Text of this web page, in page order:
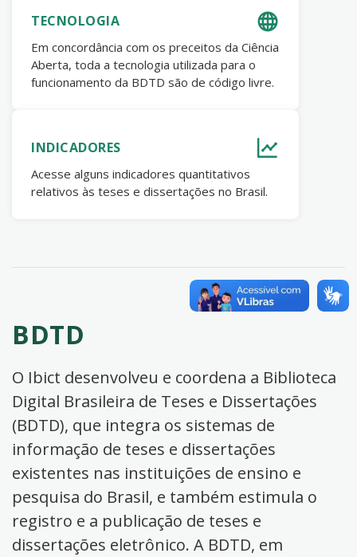
TECNOLOGIA
Em concordância com os preceitos da Ciência
Aberta, toda a tecnologia utilizada para o
funcionamento da BDTD são de código livre.
INDICADORES
Acesse alguns indicadores quantitativos
relativos às teses e dissertações no Brasil.
BDTD
O Ibict desenvolveu e coordena a Biblioteca
Digital Brasileira de Teses e Dissertações
(BDTD), que integra os sistemas de
informação de teses e dissertações
existentes nas instituições de ensino e
pesquisa do Brasil, e também estimula o
registro e a publicação de teses e
dissertações eletrônico. A BDTD, em